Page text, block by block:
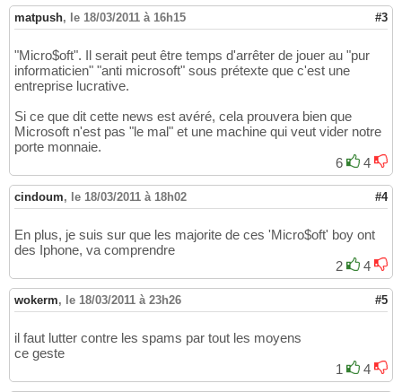
matpush, le 18/03/2011 à 16h15 #3
"Micro$oft". Il serait peut être temps d'arrêter de jouer au "pur
informaticien" "anti microsoft" sous prétexte que c'est une
entreprise lucrative.
Si ce que dit cette news est avéré, cela prouvera bien que
Microsoft n'est pas "le mal" et une machine qui veut vider notre
porte monnaie.
6
4
cindoum, le 18/03/2011 à 18h02 #4
En plus, je suis sur que les majorite de ces 'Micro$oft' boy ont
des Iphone, va comprendre
2
4
wokerm, le 18/03/2011 à 23h26 #5
il faut lutter contre les spams par tout les moyens
ce geste
1
4